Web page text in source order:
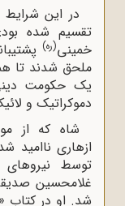
در این
تقسیم شده
خمینی(ره)
ملحق شدند تا
یک حکومت
دموکراتیک و
شاه که از
ازهاری ناامید
توسط
غلامحسین
شد. او در کتاب